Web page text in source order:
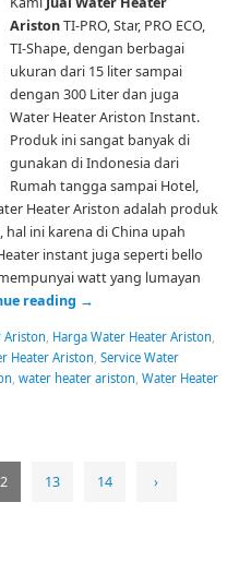
AristonTI-PRO, Star, PRO ECO,
TI-Shape, dengan berbagai
ukuran dari 15 liter sampai
dengan 300 Liter dan juga
Water Heater Ariston Instant.
Produk ini sangat banyak di
gunakan di Indonesia dari
Rumah tangga sampai Hotel,
Heater Ariston adalah produk
ini karena di China upah
instant juga seperti bello
watt yang lumayan
reading →
Ariston Harga Water Heater Ariston
Heater Ariston Service Water
water heater ariston Water Heater
13 14 ›